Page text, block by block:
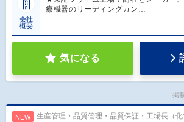
会社
概要
療機器のリーディングカン…
気になる
掲
NEW
生産管理・品質管理・品質保証・工場長（